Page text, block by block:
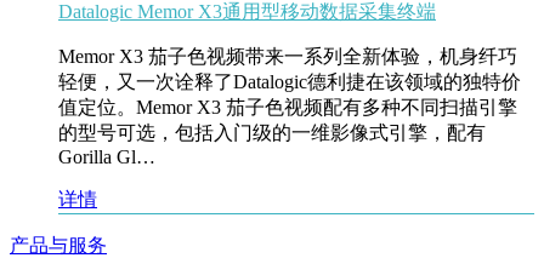
Datalogic Memor X3通用型移动数据采集终端
Memor X3 茄子色视频带来一系列全新体验，机身纤巧
轻便，又一次诠释了Datalogic德利捷在该领域的独特价
值定位。Memor X3 茄子色视频配有多种不同扫描引擎
的型号可选，包括入门级的一维影像式引擎，配有
Gorilla Gl…
详情
产品与服务